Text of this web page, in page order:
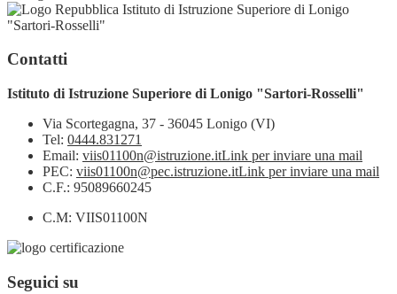
Istituto di Istruzione Superiore di Lonigo
"Sartori-Rosselli"
Contatti
Istituto di Istruzione Superiore di Lonigo "Sartori-Rosselli"
Via Scortegagna, 37 - 36045 Lonigo (VI)
Tel: 0444.831271
Email: viis01100n@istruzione.itLink per inviare una mail
PEC: viis01100n@pec.istruzione.itLink per inviare una mail
C.F.: 95089660245
C.M: VIIS01100N
Seguici su